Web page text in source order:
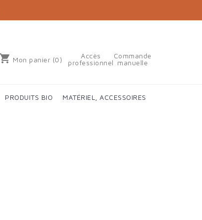
shopping_cart Mon panier (0)
Accès
professionnel
Commande
manuelle
PRODUITS BIO
MATÉRIEL, ACCESSOIRES